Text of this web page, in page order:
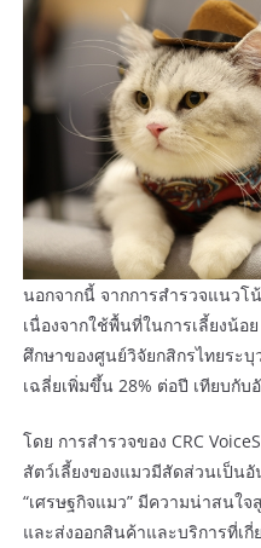
นอกจากนี้ จากการสำรวจแนวโ
เนื่องจากใช้พื้นที่ในการเลี้ยงน้อ
ศึกษาของศูนย์วิจัยกสิกรไทยระ
เฉลี่ยเพิ่มขึ้น 28% ต่อปี เทียบกั
โดย การสำรวจของ CRC
สัตว์เลี้ยงของแมวมีสัดส่วนเป็น
“เศรษฐกิจแมว” มีความน่าสนใ
และส่งออกสินค้าและบริการที่เ